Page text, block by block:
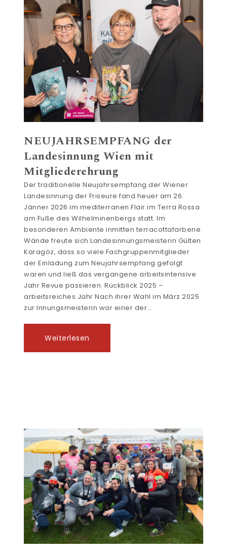
NEUJAHRSEMPFANG der
Landesinnung Wien mit
Mitgliederehrung
Der traditionelle Neujahrsempfang der Wiener
Landesinnung der Friseure fand heuer am 26.
Jänner 2026 im mediterranen Flair im Terra Rossa
am Fuße des Wilhelminenbergs statt. Im
besonderen Ambiente inmitten terracottafarbene
Wände freute sich Landesinnungsmeisterin Gülten
Karagöz, dass so viele Fachgruppenmitglieder
der Einladung zum Neujahrsempfang gefolgt
waren und ließ das vergangene arbeitsintensive
Jahr Revue passieren. Rückblick 2025 –
arbeitsreiches Jahr Nach ihrer Wahl im März 2025
zur Innungsmeisterin war einer der…
Weiterlesen